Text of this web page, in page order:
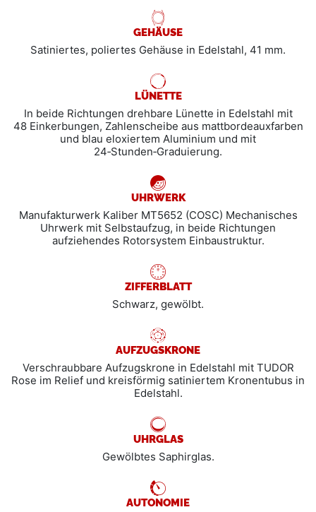
GEHÄUSE
Satiniertes, poliertes Gehäuse in Edelstahl, 41 mm.
LÜNETTE
In beide Richtungen drehbare Lünette in Edelstahl mit
48 Einkerbungen, Zahlenscheibe aus mattbordeauxfarben
und blau eloxiertem Aluminium und mit
24‑Stunden‑Graduierung.
UHRWERK
Manufakturwerk Kaliber MT5652 (COSC) Mechanisches
Uhrwerk mit Selbstaufzug, in beide Richtungen
aufziehendes Rotorsystem Einbaustruktur.
ZIFFERBLATT
Schwarz, gewölbt.
AUFZUGSKRONE
Verschraubbare Aufzugskrone in Edelstahl mit TUDOR
Rose im Relief und kreisförmig satiniertem Kronentubus in
Edelstahl.
UHRGLAS
Gewölbtes Saphirglas.
AUTONOMIE